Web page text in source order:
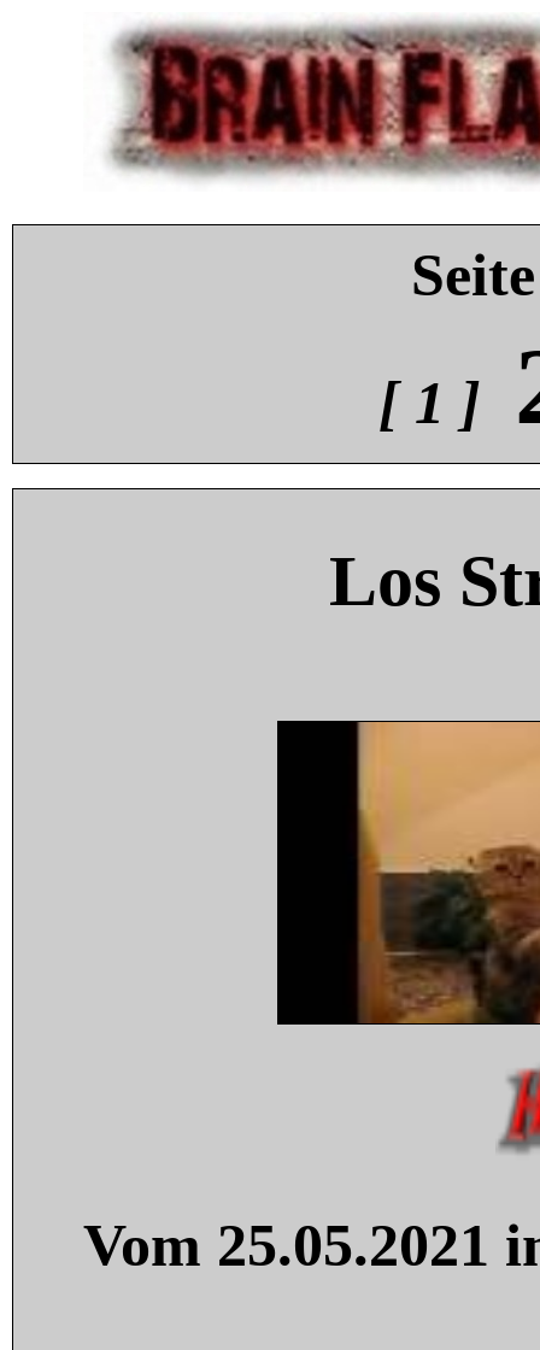
[ 1 ]
Los
Vom 25.05.2021